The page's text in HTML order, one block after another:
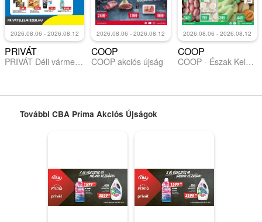
2026.08.06 - 2026.08.12
PRIVÁT
PRIVÁT Déli vármegyék
2026.08.06 - 2026.08.12
COOP
COOP akciós újság
2026.08.06 - 2026.08.12
COOP
COOP - Észak Kelet Pro-Coop Zrt - Szuper Plusz
További CBA Príma Akciós Újságok